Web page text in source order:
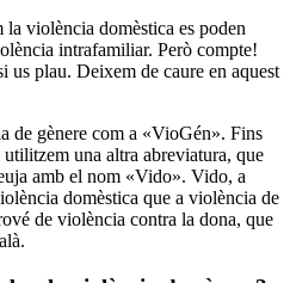
violència domèstica es poden
intrafamiliar. Però compte!
us plau. Deixem de caure en aquest
de gènere com a «VioGén». Fins
una altra abreviatura, que
amb el nom «Vido». Vido, a
domèstica que a violència de
de violència contra la dona, que